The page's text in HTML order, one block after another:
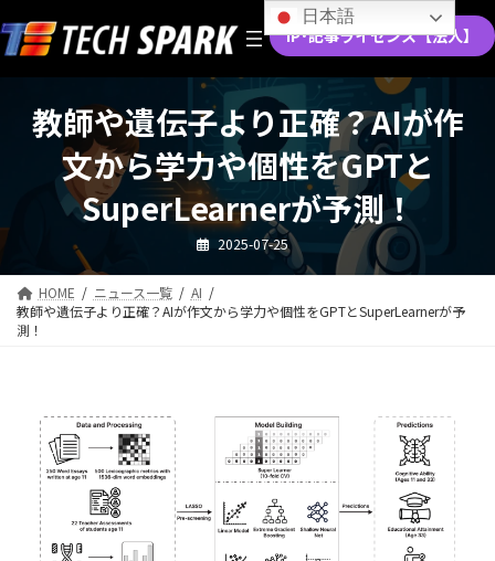
ン
テ
ビ
ゲ
IP･記事ライセンス【法人】
教師や遺伝子より正確？AIが作
文から学力や個性をGPTと
SuperLearnerが予測！
2025-07-25
HOME ニュース一覧
AI
教師や遺伝子より正確？AIが作文から学力や個性をGPTとSuperLearnerが予
測！
日本語